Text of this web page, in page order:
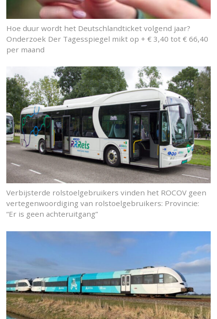
Hoe duur wordt het Deutschlandticket volgend jaar?
Onderzoek Der Tagesspiegel mikt op + € 3,40 tot € 66,40
per maand
Verbijsterde rolstoelgebruikers vinden het ROCOV geen
vertegenwoordiging van rolstoelgebruikers: Provincie:
“Er is geen achteruitgang”